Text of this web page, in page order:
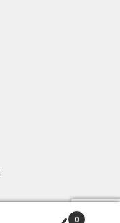
.
0